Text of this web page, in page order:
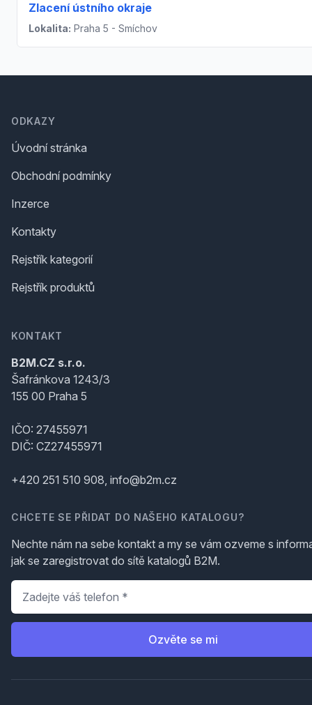
Zlacení ústního okraje
Lokalita: Praha 5 - Smíchov
ODKAZY
Úvodní stránka
Obchodní podmínky
Inzerce
Kontakty
Rejstřík kategorií
Rejstřík produktů
KONTAKT
B2M.CZ s.r.o.
Šafránkova 1243/3
155 00 Praha 5
IČO: 27455971
DIČ: CZ27455971
+420 251 510 908, info@b2m.cz
CHCETE SE PŘIDAT DO NAŠEHO KATALOGU?
Nechte nám na sebe kontakt a my se vám ozveme s
jak se zaregistrovat do sítě katalogů B2M.
Telefon
Ozvěte se mi